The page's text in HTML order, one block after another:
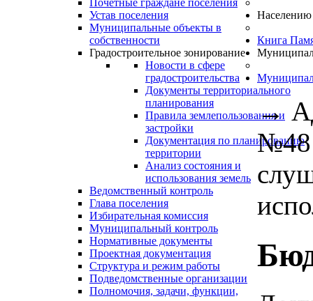
Почетные граждане поселения
Устав поселения
Муниципальные объекты в
собственности
Градостроительное зонирование
Новости в сфере
градостроительства
Документы территориального
планирования
Правила землепользования и
застройки
Документация по планированию
территории
Анализ состояния и
использования земель
Ведомственный контроль
Глава поселения
Избирательная комиссия
Муниципальный контроль
Нормативные документы
Проектная документация
Структура и режим работы
Подведомственные организации
Полномочия, задачи, функции,
Населению
Книга
→
№48